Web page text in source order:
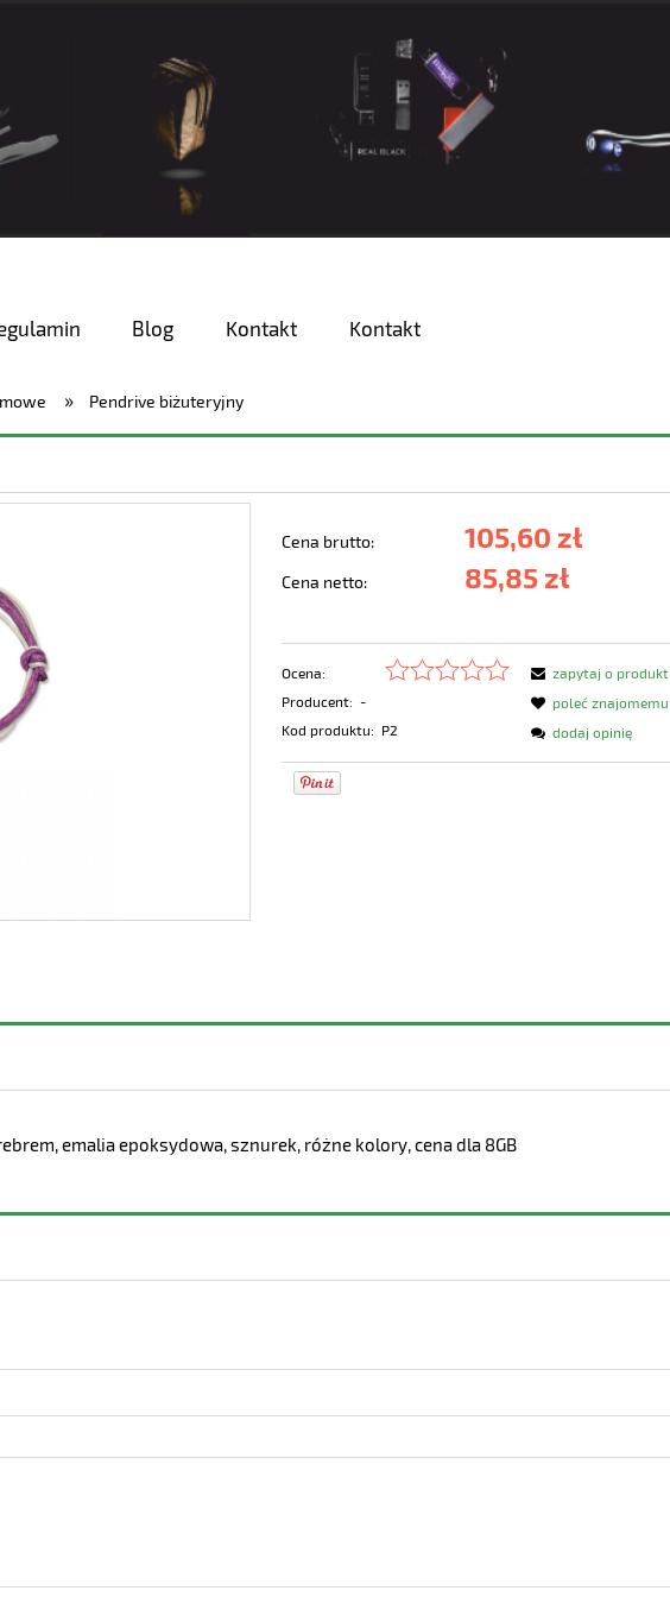
Blog Kontakt Kontakt
» Pendrive biżuteryjny
Cena brutto: 105,60 zł
Cena netto: 85,85 zł
Ocena:
Producent: -
Kod produktu: P2
zapytaj o produkt
poleć znajomemu
dodaj opinię
emalia epoksydowa, sznurek, różne kolory, cena dla 8GB